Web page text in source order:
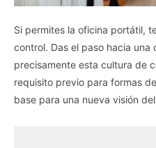
Si permites la oficina portátil,
control. Das el paso hacia
precisamente esta cultura de
requisito previo para formas
base para una nueva visión